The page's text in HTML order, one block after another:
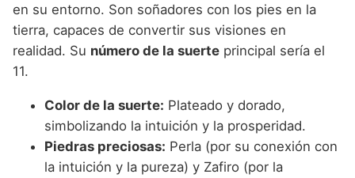
en su entorno. Son soñadores con los pies en la
tierra, capaces de convertir sus visiones en
realidad. Su número de la suerte principal sería el
11.
Color de la suerte: Plateado y dorado,
simbolizando la intuición y la prosperidad.
Piedras preciosas: Perla (por su conexión con
la intuición y la pureza) y Zafiro (por la